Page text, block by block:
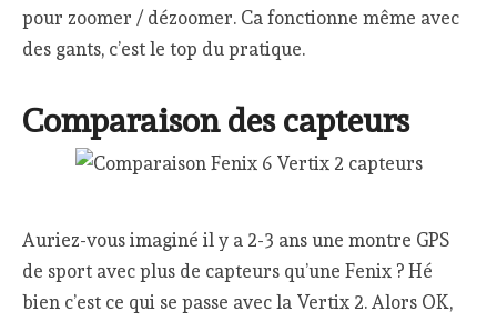
pour zoomer / dézoomer. Ca fonctionne même avec
des gants, c’est le top du pratique.
Comparaison des capteurs
Auriez-vous imaginé il y a 2-3 ans une montre GPS
de sport avec plus de capteurs qu’une Fenix ? Hé
bien c’est ce qui se passe avec la Vertix 2. Alors OK,